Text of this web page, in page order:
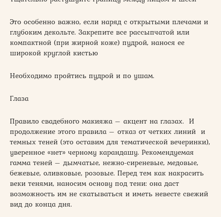
Это особенно важно, если наряд с открытыми плечами и
глубоким декольте. Закрепите все рассыпчатой или
компактной (при жирной коже) пудрой, нанося ее
широкой круглой кистью
Необходимо пройтись пудрой и по ушам.
Глаза
Правило свадебного макияжа – акцент на глазах. И
продолжение этого правила – отказ от четких линий и
темных теней (это оставим для тематической вечеринки),
уверенное «нет» черному карандашу. Рекомендуемая
гамма теней – дымчатые, нежно-сиреневые, медовые,
бежевые, оливковые, розовые. Перед тем как накрасить
веки тенями, наносим основу под тени: она даст
возможность им не скатываться и иметь невесте свежий
вид до конца дня.